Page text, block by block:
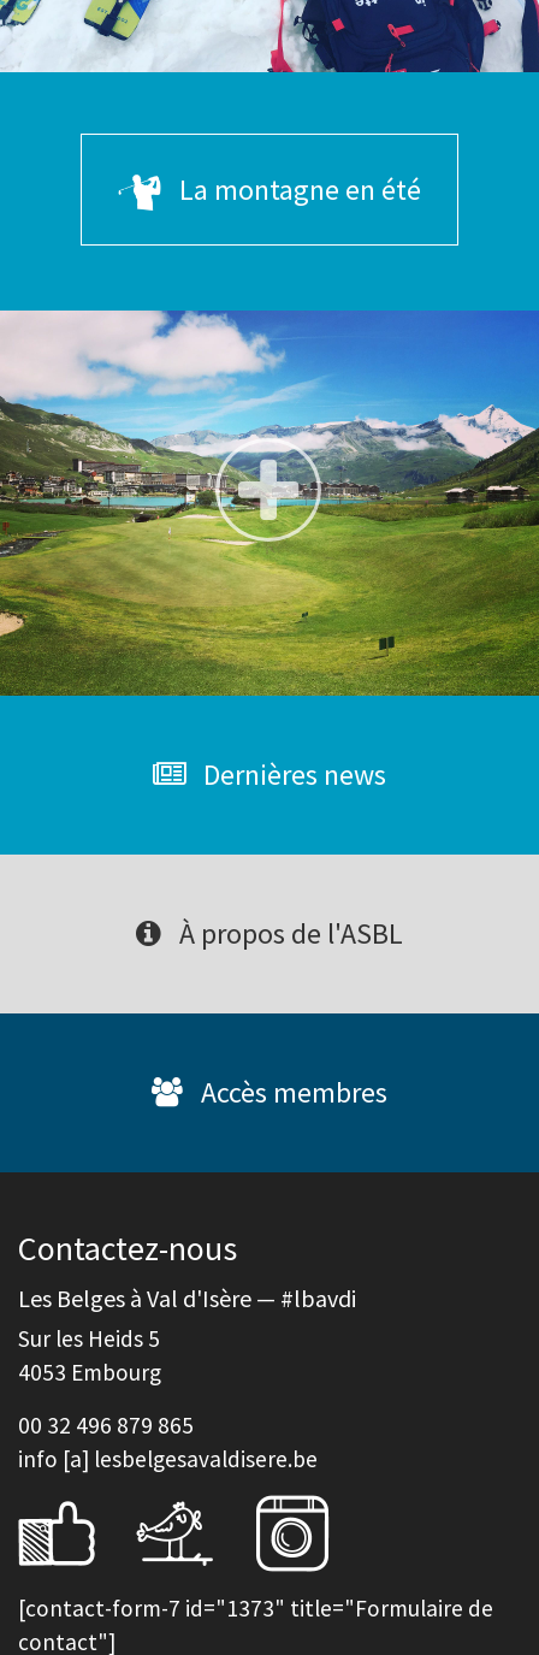
La montagne en été
Dernières news
À propos de l'ASBL
Accès membres
Contactez-nous
Les Belges à Val d'Isère — #lbavdi
Sur les Heids 5
4053 Embourg
00 32 496 879 865
info [a] lesbelgesavaldisere.be
[contact-form-7 id="1373" title="Formulaire de
contact"]